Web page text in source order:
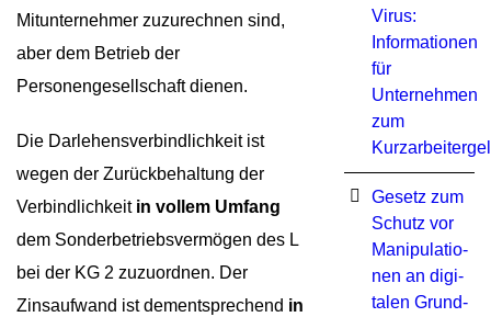
Mitunternehmer zuzurechnen sind,
aber dem Betrieb der
Personengesellschaft dienen.
Die Darlehensverbindlichkeit ist
wegen der Zurückbehaltung der
Verbindlichkeit in vollem Umfang
dem Sonderbetriebsvermögen des L
bei der KG 2 zuzuordnen. Der
Zinsaufwand ist dementsprechend in
Virus:
Informationen
für
Unternehmen
zum
Ge­setz zum
Schutz vor
Ma­ni­pu­la­tio­
nen an di­gi­
ta­len Grund­